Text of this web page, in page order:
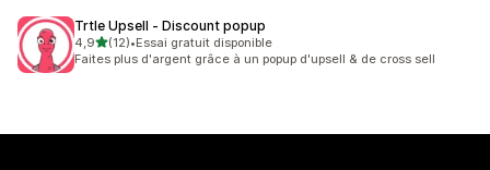
Trtle Upsell ‑ Discount popup
4,9étoile(s) sur 5
(12)
12 avis au total
•Essai gratuit disponible
Faites plus d'argent grâce à un popup d'upsell & de cross sell